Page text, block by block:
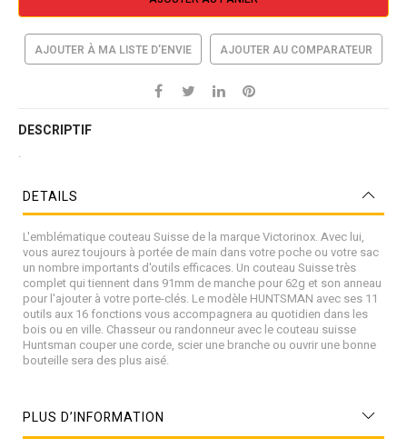
AJOUTER À MA LISTE D’ENVIE AJOUTER AU COMPARATEUR
DESCRIPTIF
.
DETAILS
L'emblématique couteau Suisse de la marque Victorinox. Avec lui,
vous aurez toujours à portée de main dans votre poche ou votre sac
un nombre importants d'outils efficaces. Un couteau Suisse très
complet qui tiennent dans 91mm de manche pour 62g et son anneau
pour l'ajouter à votre porte-clés. Le modèle HUNTSMAN avec ses 11
outils aux 16 fonctions vous accompagnera au quotidien dans les
bois ou en ville. Chasseur ou randonneur avec le couteau suisse
Huntsman couper une corde, scier une branche ou ouvrir une bonne
bouteille sera des plus aisé.
PLUS D’INFORMATION